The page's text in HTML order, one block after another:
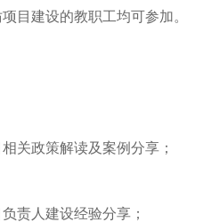
目建设的教职工均可参加。
关政策解读及案例分享；
责人建设经验分享；